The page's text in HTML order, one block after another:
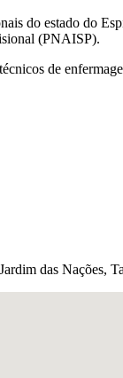
do estado do
(PNAISP).
de
das Nações,